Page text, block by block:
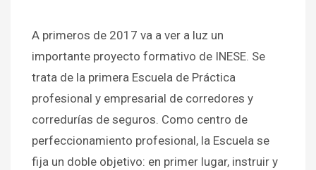
A primeros de 2017 va a ver a luz un
importante proyecto formativo de INESE. Se
trata de la primera Escuela de Práctica
profesional y empresarial de corredores y
corredurías de seguros. Como centro de
perfeccionamiento profesional, la Escuela se
fija un doble objetivo: en primer lugar, instruir y